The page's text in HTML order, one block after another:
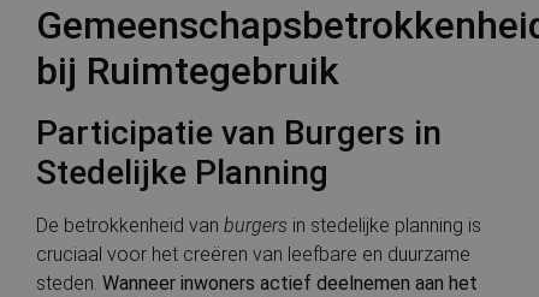
bij Ruimtegebruik
Participatie van Burgers in
Stedelijke Planning
De betrokkenheid van burgers in stedelijke planning is
cruciaal voor het creëren van leefbare en duurzame
steden. Wanneer inwoners actief deelnemen aan het